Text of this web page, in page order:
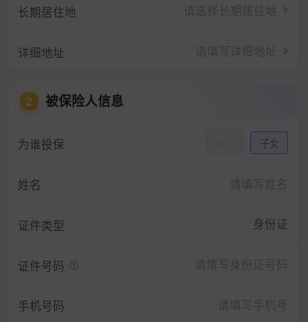
长期居住地
详细地址
2 被保险人信息
为谁投保 子女
姓名
证件类型 身份证
证件号码
手机号码